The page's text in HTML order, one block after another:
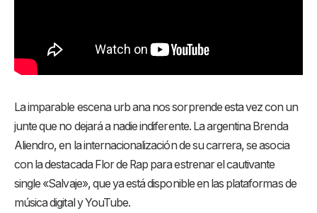
La imparable escena urb ana nos sorprende esta vez con un
junte que no dejará a nadie indiferente. La argentina Brenda
Aliendro, en la internacionalización de su carrera, se asocia
con la destacada Flor de Rap para estrenar el cautivante
single «Salvaje», que ya está disponible en las plataformas de
música digital y YouTube.